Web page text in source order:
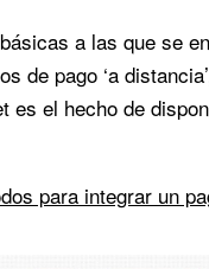
a las que se
de pago ‘a
es el hecho de
para integrar un